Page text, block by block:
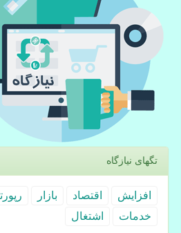
تگهای نیازگاه
افزایش اقتصاد بازار
خدمات
اشتغال